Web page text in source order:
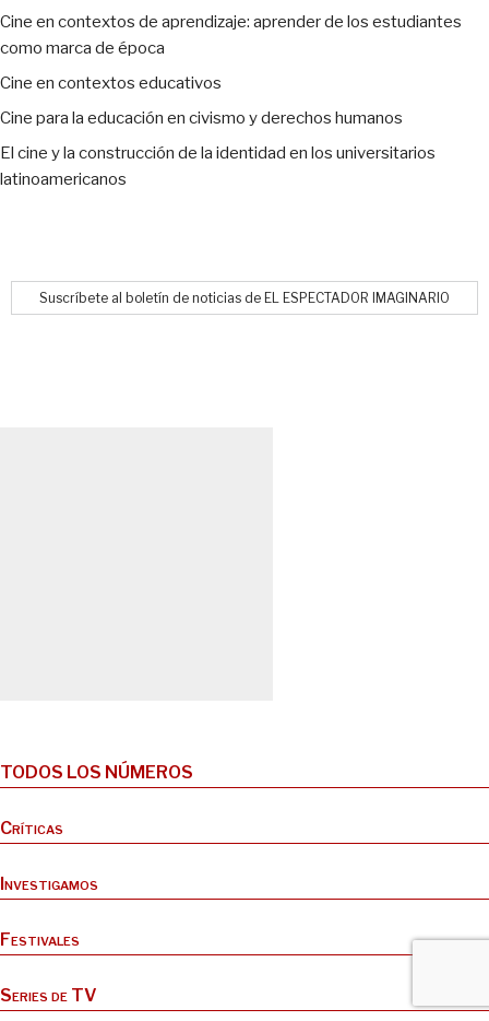
Cine en contextos de aprendizaje: aprender de los estudiantes
como marca de época
Cine en contextos educativos
Cine para la educación en civismo y derechos humanos
El cine y la construcción de la identidad en los universitarios
latinoamericanos
Suscríbete al boletín de noticias de EL ESPECTADOR IMAGINARIO
TODOS LOS NÚMEROS
Críticas
Investigamos
Festivales
Series de TV